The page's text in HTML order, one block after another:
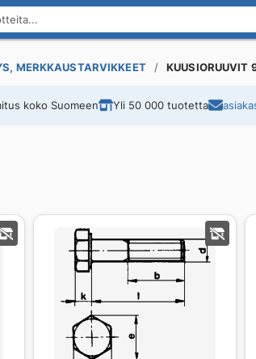
MERKKAUSTARVIKKEET KUUSIORUUVIT
koko Suomeen Yli 50 000 tuotetta